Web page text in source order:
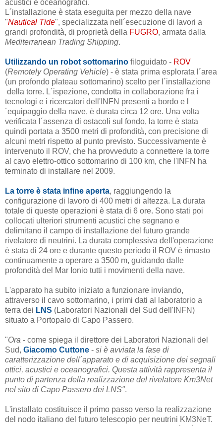
acustici e oceanografici.
L´installazione è stata eseguita per mezzo della nave
"Nautical Tide", specializzata nell´esecuzione di lavori a
grandi profondità, di proprietà della FUGRO, armata dalla
Mediterranean Trading Shipping.
Utilizzando un robot sottomarino filoguidato - ROV
(Remotely Operating Vehicle) - è stata prima esplorata l´area
(un profondo plateau sottomarino) scelto per l´installazione
della torre. L´ispezione, condotta in collaborazione fra i
tecnologi e i ricercatori dell'INFN presenti a bordo e l
´equipaggio della nave, è durata circa 12 ore. Una volta
verificata l´assenza di ostacoli sul fondo, la torre è stata
quindi portata a 3500 metri di profondità, con precisione di
alcuni metri rispetto al punto previsto. Successivamente è
intervenuto il ROV, che ha provveduto a connettere la torre
al cavo elettro-ottico sottomarino di 100 km, che l'INFN ha
terminato di installare nel 2009.
La torre è stata infine aperta, raggiungendo la
configurazione di lavoro di 400 metri di altezza. La durata
totale di queste operazioni è stata di 6 ore. Sono stati poi
collocati ulteriori strumenti acustici che segnano e
delimitano il campo di installazione del futuro grande
rivelatore di neutrini. La durata complessiva dell'operazione
è stata di 24 ore e durante questo periodo il ROV è rimasto
continuamente a operare a 3500 m, guidando dalle
profondità del Mar Ionio tutti i movimenti della nave.
L'apparato ha subito iniziato a funzionare inviando,
attraverso il cavo sottomarino, i primi dati al laboratorio a
terra dei LNS (Laboratori Nazionali del Sud dell'INFN)
situato a Portopalo di Capo Passero.
"Ora - come spiega il direttore dei Laboratori Nazionali del
Sud, Giacomo Cuttone - si è avviata la fase di
caratterizzazione dell´apparato e di acquisizione dei segnali
ottici, acustici e oceanografici. Questa attività rappresenta il
punto di partenza della realizzazione del rivelatore Km3Net
nel sito di Capo Passero dei LNS".
L'installato costituisce il primo passo verso la realizzazione
del nodo italiano del futuro telescopio per neutrini KM3NeT.